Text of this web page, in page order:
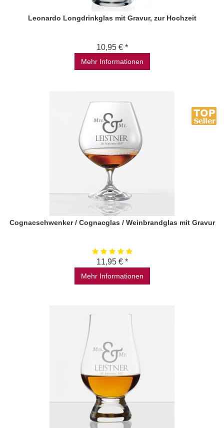
Leonardo Longdrinkglas mit Gravur, zur Hochzeit
10,95 € *
Mehr Informationen
Cognacschwenker / Cognacglas / Weinbrandglas mit Gravur
11,95 € *
Mehr Informationen